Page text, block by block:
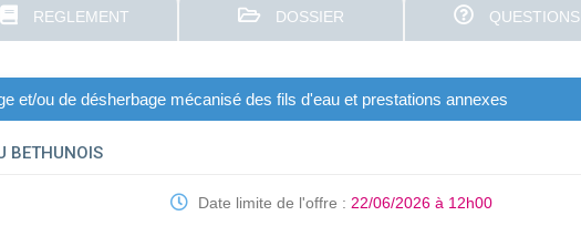
REGLEMENT DOSSIER QUESTIONS
et/ou de désherbage mécanisé des fils d'eau et prestations annexes
BETHUNOIS
Date limite de l'offre :22/06/2026 à 12h00